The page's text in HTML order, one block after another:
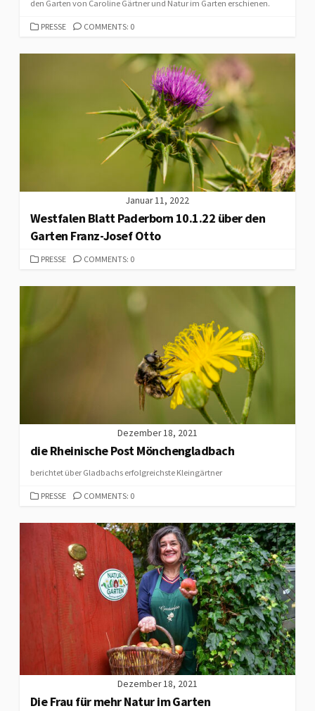
den Garten von Caroline Gärtner und Natur im Garten erschienen.
CATEGORIES
PRESSE COMMENTS: 0
Januar 11, 2022
Westfalen Blatt Paderborn 10.1.22 über den
Garten Franz-Josef Otto
CATEGORIES
PRESSE COMMENTS: 0
Dezember 18, 2021
die Rheinische Post Mönchengladbach
berichtet über Gladbachs erfolgreichste Kleingärtner
CATEGORIES
PRESSE COMMENTS: 0
Dezember 18, 2021
Die Frau für mehr Natur im Garten